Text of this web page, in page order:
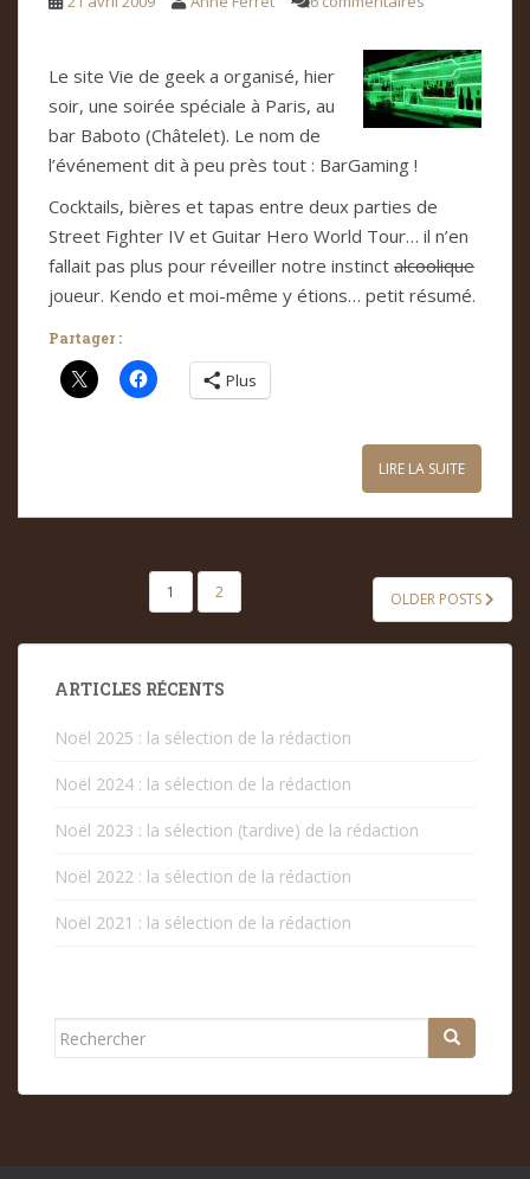
Le site Vie de geek a orga­nisé, hier
soir, une soi­rée spé­ciale à Paris, au
bar Baboto (Châ­te­let). Le nom de
l’évé­ne­ment dit à peu près tout : Bar­Ga­ming !
Cock­tails, biè­res et tapas entre deux par­ties de
Street Figh­ter IV et Gui­tar Hero World Tour… il n’en
fal­lait pas plus pour réveiller notre ins­tinct alcoo­li­que
joueur. Kendo et moi-même y étions… petit résumé.
Partager :
Plus
LIRE LA SUITE
PAGINATION
PUBLICATIONS
1 2 OLDER POSTS
ARTICLES RÉCENTS
Noël 2025 : la sélection de la rédaction
Noël 2024 : la sélection de la rédaction
Noël 2023 : la sélection (tardive) de la rédaction
Noël 2022 : la sélection de la rédaction
Noël 2021 : la sélection de la rédaction
Rechercher...